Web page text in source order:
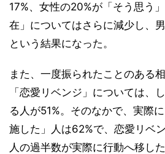
17%、女性の20%が「そう思う
在」についてはさらに減少し、
という結果になった。
また、一度振られたことのある
「恋愛リベンジ」については、
る人が51%。そのなかで、実際
施した」人は62%で、恋愛リベ
人の過半数が実際に行動へ移し